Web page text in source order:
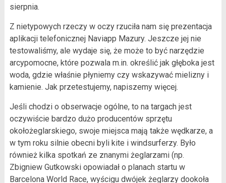
sierpnia.
Z nietypowych rzeczy w oczy rzuciła nam się prezentacja
aplikacji telefonicznej Naviapp Mazury. Jeszcze jej nie
testowaliśmy, ale wydaje się, że może to być narzędzie
arcypomocne, które pozwala m.in. określić jak głęboka jest
woda, gdzie właśnie płyniemy czy wskazywać mielizny i
kamienie. Jak przetestujemy, napiszemy więcej.
Jeśli chodzi o obserwacje ogólne, to na targach jest
oczywiście bardzo dużo producentów sprzętu
okołożeglarskiego, swoje miejsca mają także wędkarze, a
w tym roku silnie obecni byli kite i windsurferzy. Było
również kilka spotkań ze znanymi żeglarzami (np.
Zbigniew Gutkowski opowiadał o planach startu w
Barcelona World Race, wyścigu dwójek żeglarzy dookoła